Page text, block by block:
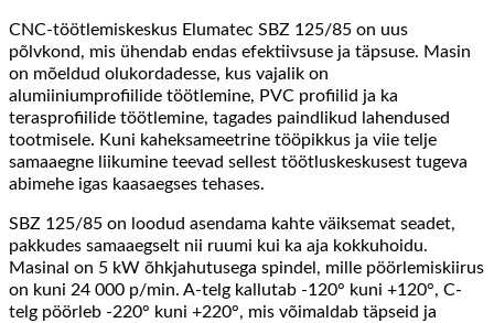
CNC-töötlemiskeskus Elumatec SBZ 125/85 on uus
põlvkond, mis ühendab endas efektiivsuse ja täpsuse. Masin
on mõeldud olukordadesse, kus vajalik on
alumiiniumprofiilide töötlemine, PVC profiilid ja ka
terasprofiilide töötlemine, tagades paindlikud lahendused
tootmisele. Kuni kaheksameetrine tööpikkus ja viie telje
samaaegne liikumine teevad sellest töötluskeskusest tugeva
abimehe igas kaasaegses tehases.
SBZ 125/85 on loodud asendama kahte väiksemat seadet,
pakkudes samaaegselt nii ruumi kui ka aja kokkuhoidu.
Masinal on 5 kW õhkjahutusega spindel, mille pöörlemiskiirus
on kuni 24 000 p/min. A-telg kallutab -120° kuni +120°, C-
telg pöörleb -220° kuni +220°, mis võimaldab täpseid ja